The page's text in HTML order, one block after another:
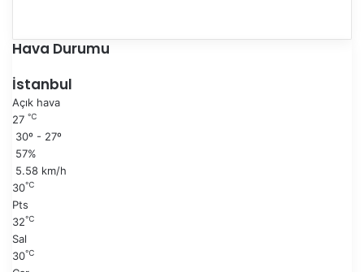
e
k
s
a
n
k
i
f
Hava Durumu
İstanbul
Açık hava
27 ℃
30º - 27º
57%
5.58 km/h
30℃
Pts
32℃
Sal
30℃